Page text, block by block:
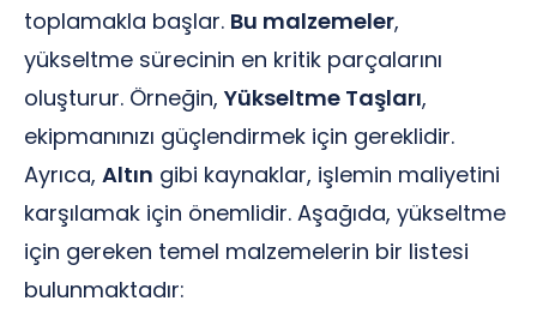
toplamakla başlar. Bu malzemeler,
yükseltme sürecinin en kritik parçalarını
oluşturur. Örneğin, Yükseltme Taşları,
ekipmanınızı güçlendirmek için gereklidir.
Ayrıca, Altın gibi kaynaklar, işlemin maliyetini
karşılamak için önemlidir. Aşağıda, yükseltme
için gereken temel malzemelerin bir listesi
bulunmaktadır: